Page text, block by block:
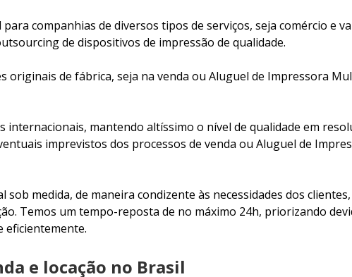
companhias de diversos tipos de serviços, seja comércio e
de dispositivos de impressão de qualidade.
originais de fábrica, seja na venda ou Aluguel de Impressora
mantendo altíssimo o nível de qualidade em
imprevistos dos processos de venda ou Aluguel de
medida, de maneira condizente às necessidades dos
Temos um tempo-reposta de no máximo 24h, priorizando
eficientemente.
e locação no Brasil